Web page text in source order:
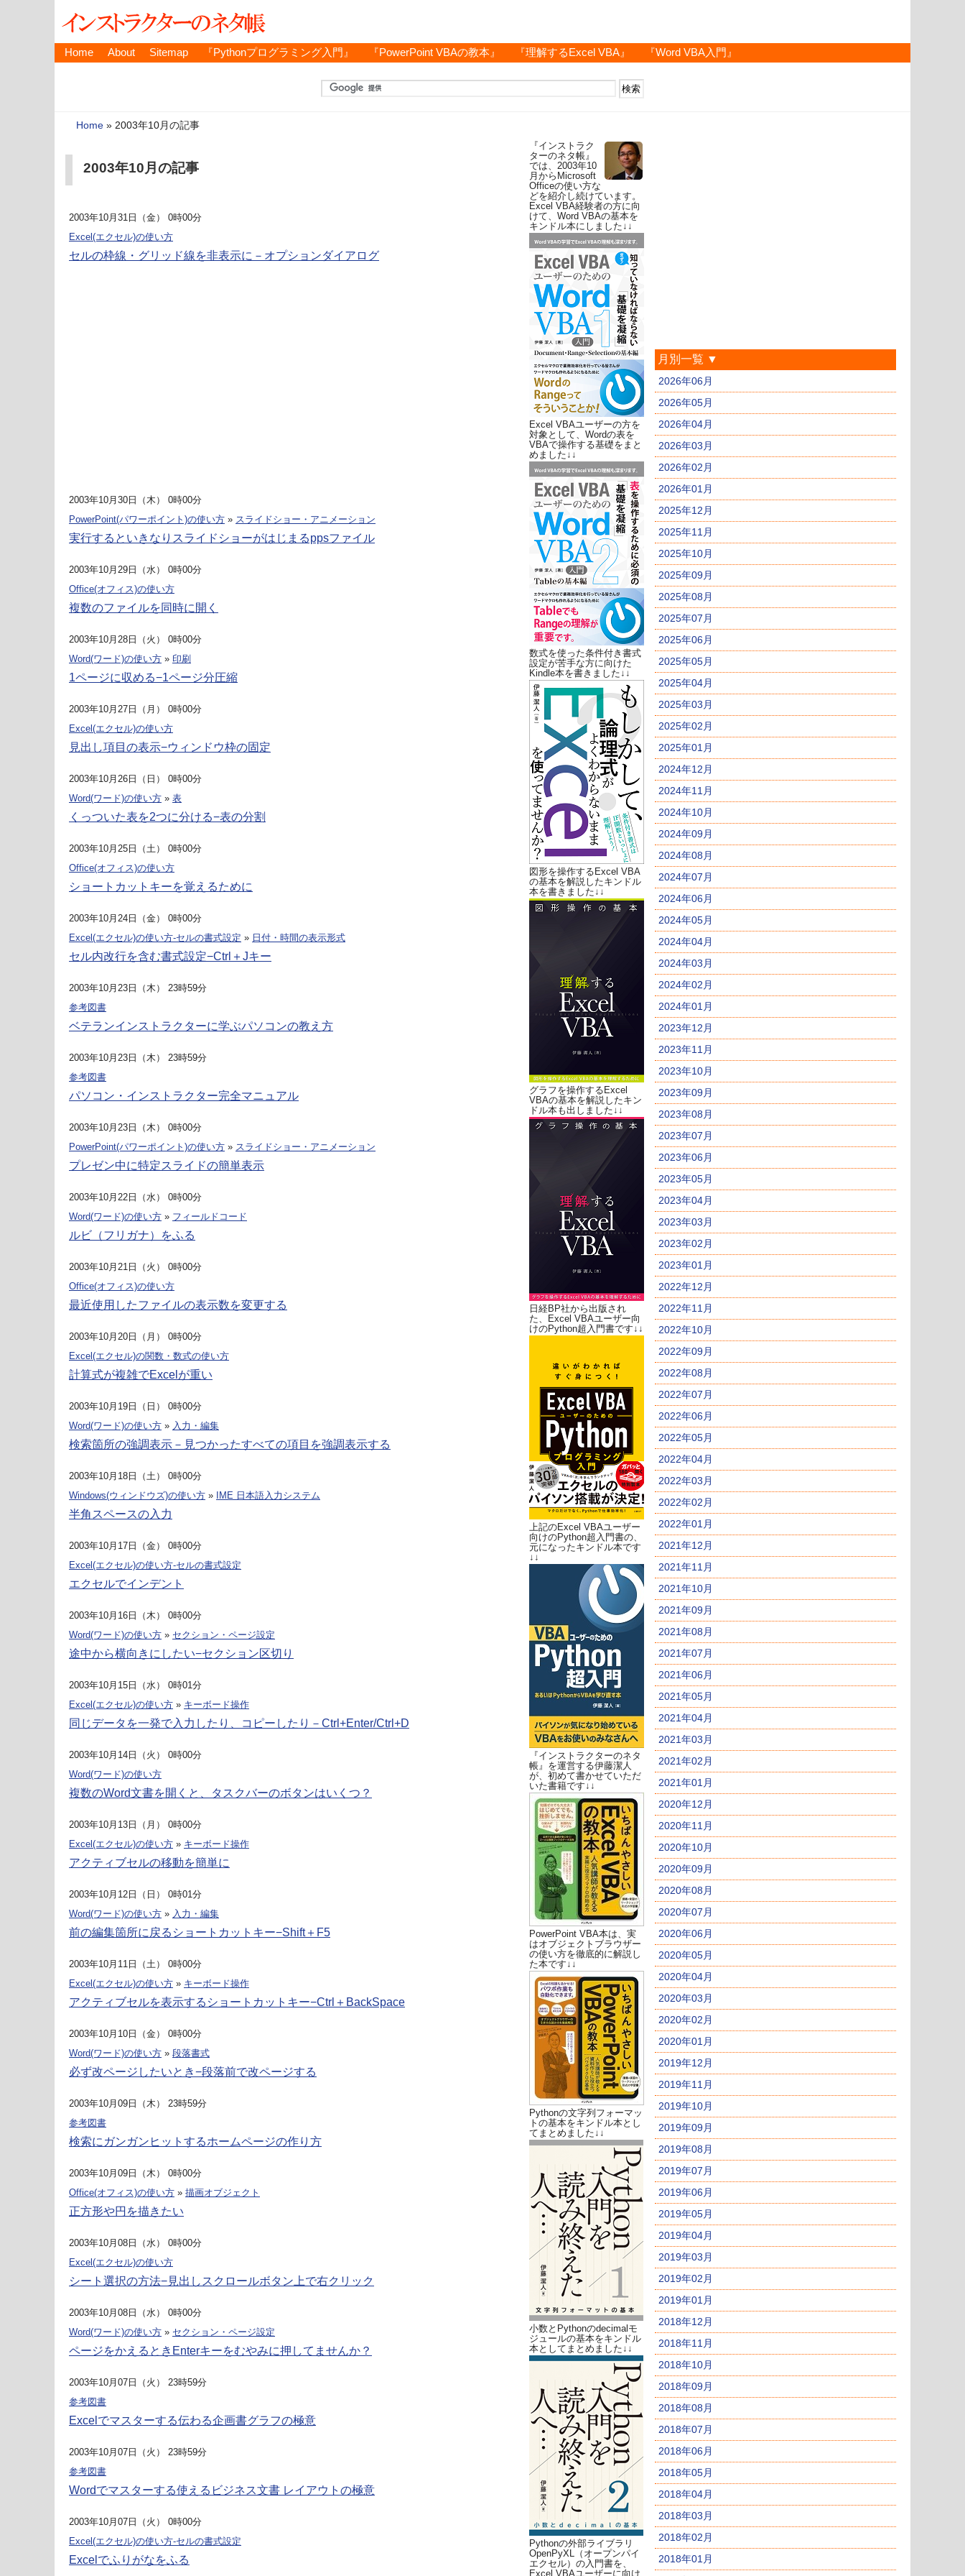
Home About Sitemap 『Pythonプログラミング入門』 『PowerPoint VBAの教本』 『理解するExcel VBA』 『Word VBA入門』
Home » 2003年10月の記事
2003年10月の記事
2003年10月31日（金） 0時00分
Excel(エクセル)の使い方
セルの枠線・グリッド線を非表示に－オプションダイアログ
2003年10月30日（木） 0時00分
PowerPoint(パワーポイント)の使い方 » スライドショー・アニメーション
実行するといきなりスライドショーがはじまるppsファイル
2003年10月29日（水） 0時00分
Office(オフィス)の使い方
複数のファイルを同時に開く
2003年10月28日（火） 0時00分
Word(ワード)の使い方 » 印刷
1ページに収める−1ページ分圧縮
2003年10月27日（月） 0時00分
Excel(エクセル)の使い方
見出し項目の表示−ウィンドウ枠の固定
2003年10月26日（日） 0時00分
Word(ワード)の使い方 » 表
くっついた表を2つに分ける−表の分割
2003年10月25日（土） 0時00分
Office(オフィス)の使い方
ショートカットキーを覚えるために
2003年10月24日（金） 0時00分
Excel(エクセル)の使い方-セルの書式設定 » 日付・時間の表示形式
セル内改行を含む書式設定−Ctrl＋Jキー
2003年10月23日（木） 23時59分
参考図書
ベテランインストラクターに学ぶパソコンの教え方
2003年10月23日（木） 23時59分
参考図書
パソコン・インストラクター完全マニュアル
2003年10月23日（木） 0時00分
PowerPoint(パワーポイント)の使い方 » スライドショー・アニメーション
プレゼン中に特定スライドの簡単表示
2003年10月22日（水） 0時00分
Word(ワード)の使い方 » フィールドコード
ルビ（フリガナ）をふる
2003年10月21日（火） 0時00分
Office(オフィス)の使い方
最近使用したファイルの表示数を変更する
2003年10月20日（月） 0時00分
Excel(エクセル)の関数・数式の使い方
計算式が複雑でExcelが重い
2003年10月19日（日） 0時00分
Word(ワード)の使い方 » 入力・編集
検索箇所の強調表示－見つかったすべての項目を強調表示する
2003年10月18日（土） 0時00分
Windows(ウィンドウズ)の使い方 » IME 日本語入力システム
半角スペースの入力
2003年10月17日（金） 0時00分
Excel(エクセル)の使い方-セルの書式設定
エクセルでインデント
2003年10月16日（木） 0時00分
Word(ワード)の使い方 » セクション・ページ設定
途中から横向きにしたい−セクション区切り
2003年10月15日（水） 0時01分
Excel(エクセル)の使い方 » キーボード操作
同じデータを一発で入力したり、コピーしたり－Ctrl+Enter/Ctrl+D
2003年10月14日（火） 0時00分
Word(ワード)の使い方
複数のWord文書を開くと、タスクバーのボタンはいくつ？
2003年10月13日（月） 0時00分
Excel(エクセル)の使い方 » キーボード操作
アクティブセルの移動を簡単に
2003年10月12日（日） 0時01分
Word(ワード)の使い方 » 入力・編集
前の編集箇所に戻るショートカットキー−Shift＋F5
2003年10月11日（土） 0時00分
Excel(エクセル)の使い方 » キーボード操作
アクティブセルを表示するショートカットキー−Ctrl＋BackSpace
2003年10月10日（金） 0時00分
Word(ワード)の使い方 » 段落書式
必ず改ページしたいとき−段落前で改ページする
2003年10月09日（木） 23時59分
参考図書
検索にガンガンヒットするホームページの作り方
2003年10月09日（木） 0時00分
Office(オフィス)の使い方 » 描画オブジェクト
正方形や円を描きたい
2003年10月08日（水） 0時00分
Excel(エクセル)の使い方
シート選択の方法−見出しスクロールボタン上で右クリック
2003年10月08日（水） 0時00分
Word(ワード)の使い方 » セクション・ページ設定
ページをかえるときEnterキーをむやみに押してませんか？
2003年10月07日（火） 23時59分
参考図書
Excelでマスターする伝わる企画書グラフの極意
2003年10月07日（火） 23時59分
参考図書
Wordでマスターする使えるビジネス文書 レイアウトの極意
2003年10月07日（火） 0時00分
Excel(エクセル)の使い方-セルの書式設定
Excelでふりがなをふる
『インストラク
ターのネタ帳』
では、2003年10
月からMicrosoft
Officeの使い方な
どを紹介し続けています。
Excel VBA経験者の方に向
けて、Word VBAの基本を
キンドル本にしました↓↓
Excel VBAユーザーの方を
対象として、Wordの表を
VBAで操作する基礎をまと
めました↓↓
数式を使った条件付き書式
設定が苦手な方に向けた
Kindle本を書きました↓↓
図形を操作するExcel VBA
の基本を解説したキンドル
本を書きました↓↓
グラフを操作するExcel
VBAの基本を解説したキン
ドル本も出しました↓↓
日経BP社から出版され
た、Excel VBAユーザー向
けのPython超入門書です↓↓
上記のExcel VBAユーザー
向けのPython超入門書の、
元になったキンドル本です
↓↓
『インストラクターのネタ
帳』を運営する伊藤潔人
が、初めて書かせていただ
いた書籍です↓↓
PowerPoint VBA本は、実
はオブジェクトブラウザー
の使い方を徹底的に解説し
た本です↓↓
Pythonの文字列フォーマッ
トの基本をキンドル本とし
てまとめました↓↓
小数とPythonのdecimalモ
ジュールの基本をキンドル
本としてまとめました↓↓
Pythonの外部ライブラリ
OpenPyXL（オープンパイ
エクセル）の入門書を、
Excel VBAユーザーに向け
月別一覧 ▼
2026年06月
2026年05月
2026年04月
2026年03月
2026年02月
2026年01月
2025年12月
2025年11月
2025年10月
2025年09月
2025年08月
2025年07月
2025年06月
2025年05月
2025年04月
2025年03月
2025年02月
2025年01月
2024年12月
2024年11月
2024年10月
2024年09月
2024年08月
2024年07月
2024年06月
2024年05月
2024年04月
2024年03月
2024年02月
2024年01月
2023年12月
2023年11月
2023年10月
2023年09月
2023年08月
2023年07月
2023年06月
2023年05月
2023年04月
2023年03月
2023年02月
2023年01月
2022年12月
2022年11月
2022年10月
2022年09月
2022年08月
2022年07月
2022年06月
2022年05月
2022年04月
2022年03月
2022年02月
2022年01月
2021年12月
2021年11月
2021年10月
2021年09月
2021年08月
2021年07月
2021年06月
2021年05月
2021年04月
2021年03月
2021年02月
2021年01月
2020年12月
2020年11月
2020年10月
2020年09月
2020年08月
2020年07月
2020年06月
2020年05月
2020年04月
2020年03月
2020年02月
2020年01月
2019年12月
2019年11月
2019年10月
2019年09月
2019年08月
2019年07月
2019年06月
2019年05月
2019年04月
2019年03月
2019年02月
2019年01月
2018年12月
2018年11月
2018年10月
2018年09月
2018年08月
2018年07月
2018年06月
2018年05月
2018年04月
2018年03月
2018年02月
2018年01月